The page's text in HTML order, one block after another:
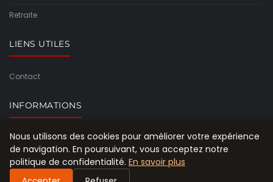
Retraite
LIENS UTILES
Contact
INFORMATIONS
Plan du site
Nous utilisons des cookies pour améliorer votre expérience
de navigation. En poursuivant, vous acceptez notre
politique de confidentialité. En savoir plus